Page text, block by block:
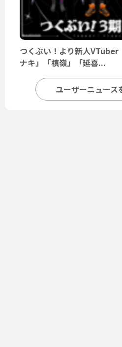
つくぶい！より新人VTuber
ナキ」「槙嶺」「延喜...
ユーザーニュース